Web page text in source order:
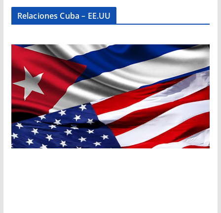
Relaciones Cuba – EE.UU